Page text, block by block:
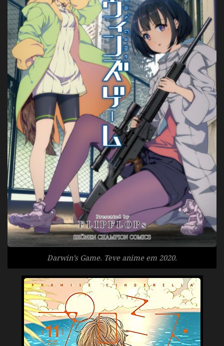
Darwin’s Game. Teve anime em 2020.